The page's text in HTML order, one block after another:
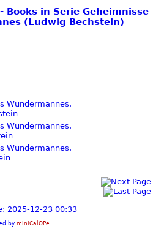
Books in Serie Geheimnisse
(Ludwig Bechstein)
Wundermannes.
Wundermannes.
Wundermannes.
2025-12-23 00:33
by miniCalOPe